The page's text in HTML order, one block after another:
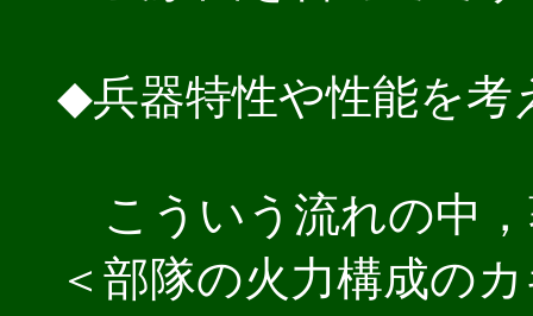
◆兵器特性や性能を考
こういう流れの中
＜部隊の火力構成の